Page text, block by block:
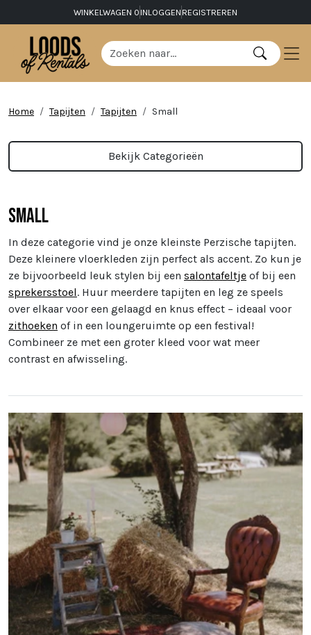
WINKELWAGEN 0 INLOGGEN REGISTREREN
Home Tapijten Tapijten Small
Bekijk Categorieën
Small
In deze categorie vind je onze kleinste Perzische tapijten.
Deze kleinere vloerkleden zijn perfect als accent. Zo kun je
ze bijvoorbeeld leuk stylen bij een salontafeltje of bij een
sprekersstoel. Huur meerdere tapijten en leg ze speels
over elkaar voor een gelaagd en knus effect – ideaal voor
zithoeken of in een loungeruimte op een festival!
Combineer ze met een groter kleed voor wat meer
contrast en afwisseling.